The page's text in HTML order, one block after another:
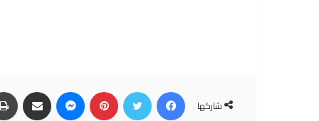
شاركها
فيسبوك تويتر بينتيريست ماسنجر مشاركة عبر البريد